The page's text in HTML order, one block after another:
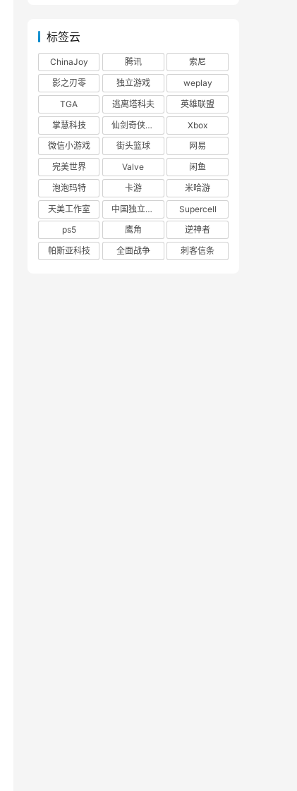
标签云
ChinaJoy 腾讯
索尼
影之刃零
独立游戏
weplay
TGA
逃离塔科夫
英雄联盟
掌慧科技
仙剑奇侠传四
Xbox
微信小游戏
街头篮球
网易
完美世界
Valve
闲鱼
泡泡玛特
卡游
米哈游
天美工作室
中国独立游戏联盟
Supercell
ps5
鹰角
逆神者
帕斯亚科技
全面战争 刺客信条